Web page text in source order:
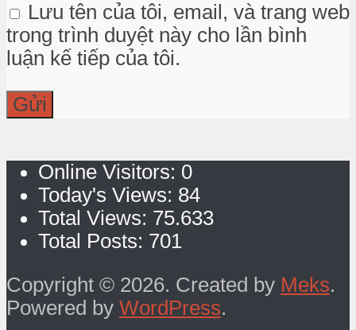
Lưu tên của tôi, email, và trang web
trong trình duyệt này cho lần bình
luận kế tiếp của tôi.
Online Visitors: 0
Today's Views: 84
Total Views: 75.633
Total Posts: 701
Copyright © 2026. Created by Meks.
Powered by WordPress.